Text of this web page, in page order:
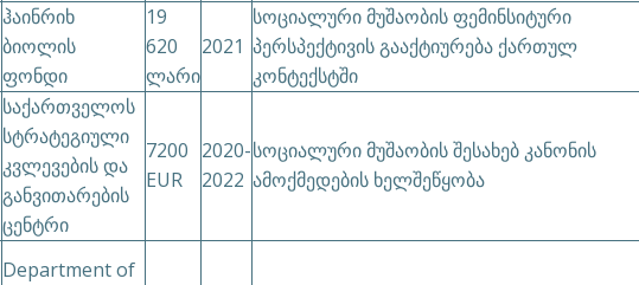
ჰაინრიხ
ბიოლის
ფონდი
19
620
ლარი
2021
სოციალური მუშაობის ფემინსიტური
პერსპექტივის გააქტიურება ქართულ
კონტექსტში
საქართველოს
სტრატეგიული
კვლევების და
განვითარების
ცენტრი
7200
EUR
2020-
2022
სოციალური მუშაობის შესახებ კანონის
ამოქმედების ხელშეწყობა
Department of